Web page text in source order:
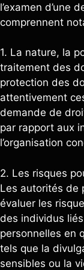
l’examen d’une
comprennent
1. La nature, la
traitement des
protection des
attentivement
demande de
par rapport aux
l’organisation
2. Les risques
Les autorités de
évaluer les
des individus
personnelles en
tels que la
sensibles ou la